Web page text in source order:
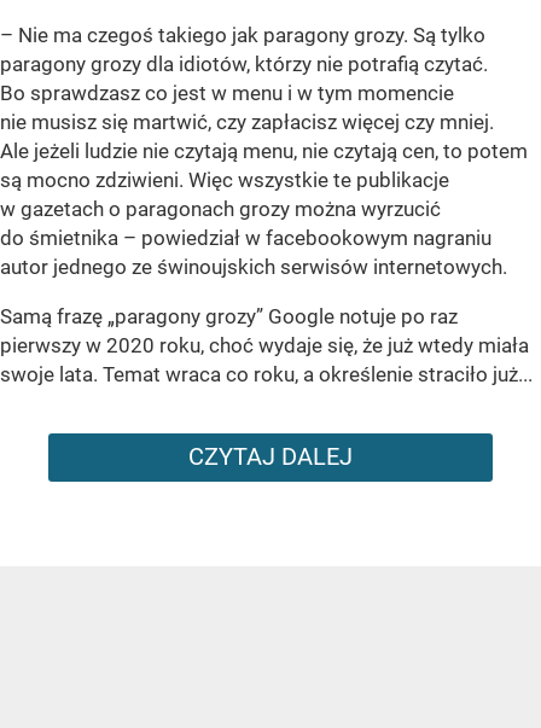
– Nie ma czegoś takiego jak paragony grozy. Są tylko
paragony grozy dla idiotów, którzy nie potrafią czytać.
Bo sprawdzasz co jest w menu i w tym momencie
nie musisz się martwić, czy zapłacisz więcej czy mniej.
Ale jeżeli ludzie nie czytają menu, nie czytają cen, to potem
są mocno zdziwieni. Więc wszystkie te publikacje
w gazetach o paragonach grozy można wyrzucić
do śmietnika – powiedział w facebookowym nagraniu
autor jednego ze świnoujskich serwisów internetowych.
Samą frazę „paragony grozy” Google notuje po raz
pierwszy w 2020 roku, choć wydaje się, że już wtedy miała
swoje lata. Temat wraca co roku, a określenie straciło już...
CZYTAJ DALEJ